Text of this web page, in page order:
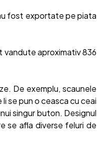
fost exportate pe piata
vandute aproximativ 836
De exemplu, scaunele
se pun o ceasca cu ceai
singur buton. Designul
se afla diverse feluri de